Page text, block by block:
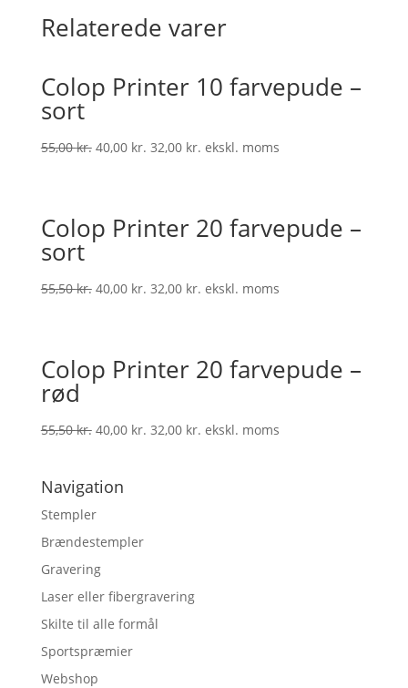
Relaterede varer
Colop Printer 10 farvepude –
sort
55,00kr. 40,00 kr. 32,00 kr. ekskl. moms
Colop Printer 20 farvepude –
sort
55,50kr. 40,00 kr. 32,00 kr. ekskl. moms
Colop Printer 20 farvepude –
rød
55,50kr. 40,00 kr. 32,00 kr. ekskl. moms
Navigation
Stempler
Brændestempler
Gravering
Laser eller fibergravering
Skilte til alle formål
Sportspræmier
Webshop